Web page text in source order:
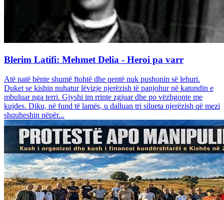
Blerim Latifi: Mehmet Delia - Heroi pa varr
Atë natë bënte shumë ftohtë dhe qentë nuk pushonin së lehuri.
Duket se kishin nuhatur lëvizje njerëzish të panjohur në katundin e
mbuluar nga terri. Gjyshi im rrinte zgjuar dhe po vëzhgonte me
kujdes. Diku, në fund të lamës, u dalluan tri silueta njerëzish që mezi
shquheshin nëpër...